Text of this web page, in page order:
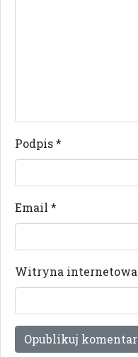
Podpis*
Email *
Witryna internetowa